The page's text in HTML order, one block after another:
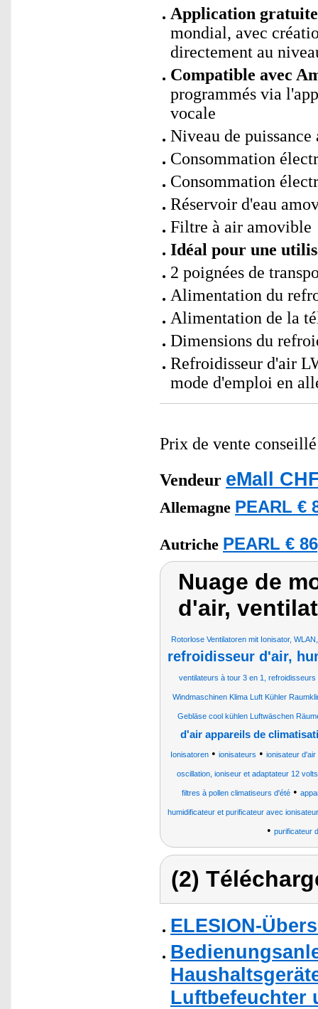
Application
mondial, avec
directement au
Compatible avec
programmés via
vocale
Niveau de
Consommation
Consommation
Réservoir d'eau
Filtre à air amovible
Idéal pour une
2 poignées de
Alimentation du
Alimentation de la
Dimensions du
Refroidisseur d'air
mode d'emploi en
Prix de vente
Vendeur eMall
Allemagne PEARL €
Autriche PEARL €
Nuage de
d'air,
Rotorlose Ventilatoren mit Ionisator,
refroidisseur d'air,
ventilateurs à tour 3 en 1,
Windmaschinen Klima Luft Kühler
Gebläse cool kühlen Luftwäschen
d'air appareils de
Ionisatoren• ionisateurs • ionisateur d'air
oscillation, ioniseur et adaptateur 12
filtres à pollen climatiseurs d'été•
humidificateur et purificateur avec
• purificateur
(2)
ELESION-
Luftbefeuchter